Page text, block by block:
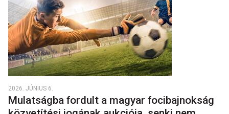
2026. JÚNIUS 6.
Mulatságba fordult a magyar focibajnokság